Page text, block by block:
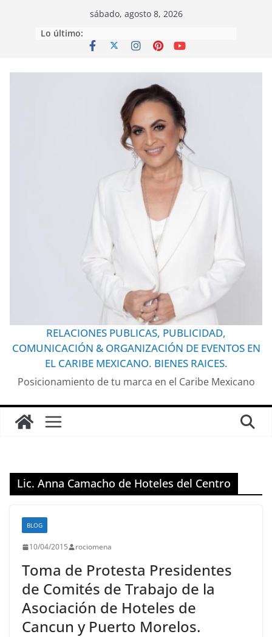
sábado, agosto 8, 2026
Lo último:
RELACIONES PUBLICAS, PUBLICIDAD,
COMUNICACIÓN & ORGANIZACIÓN DE EVENTOS EN
EL CARIBE MEXICANO. BIENES RAICES.
Posicionamiento de tu marca en el Caribe Mexicano
Lic. Anna Camacho de Hoteles del Centro
BLOG
10/04/2015 rociomena
Toma de Protesta Presidentes
de Comités de Trabajo de la
Asociación de Hoteles de
Cancun y Puerto Morelos.